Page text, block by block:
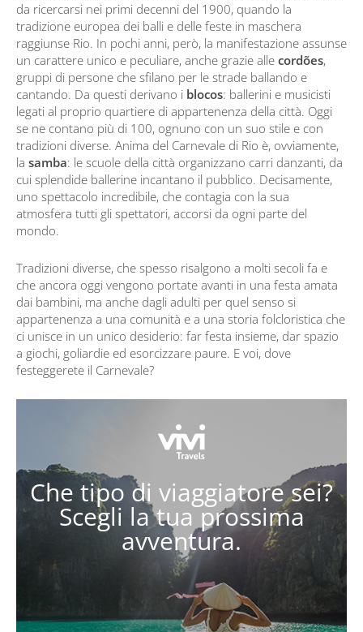
da ricercarsi nei primi decenni del 1900, quando la
tradizione europea dei balli e delle feste in maschera
raggiunse Rio. In pochi anni, però, la manifestazione assunse
un carattere unico e peculiare, anche grazie alle cordões,
gruppi di persone che sfilano per le strade ballando e
cantando. Da questi derivano i blocos: ballerini e musicisti
legati al proprio quartiere di appartenenza della città. Oggi
se ne contano più di 100, ognuno con un suo stile e con
tradizioni diverse. Anima del Carnevale di Rio è, ovviamente,
la samba: le scuole della città organizzano carri danzanti, da
cui splendide ballerine incantano il pubblico. Decisamente,
uno spettacolo incredibile, che contagia con la sua
atmosfera tutti gli spettatori, accorsi da ogni parte del
mondo.
Tradizioni diverse, che spesso risalgono a molti secoli fa e
che ancora oggi vengono portate avanti in una festa amata
dai bambini, ma anche dagli adulti per quel senso si
appartenenza a una comunità e a una storia folcloristica che
ci unisce in un unico desiderio: far festa insieme, dar spazio
a giochi, goliardie ed esorcizzare paure. E voi, dove
festeggerete il Carnevale?
Che tipo di viaggiatore sei?
Scegli la tua prossima
avventura.